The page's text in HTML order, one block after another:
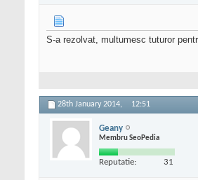
S-a rezolvat, multumesc tuturor
28th January 2014, 12:51
Geany
Membru SeoPedia
Reputatie: 31